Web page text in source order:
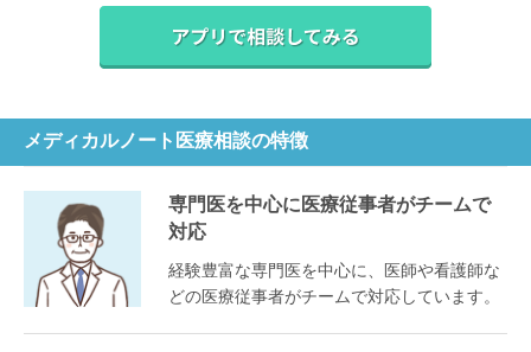
メディカルノート医療相談の特徴
専門医を中心に医療従事者がチームで
対応
経験豊富な専門医を中心に、医師や看護師な
どの医療従事者がチームで対応しています。